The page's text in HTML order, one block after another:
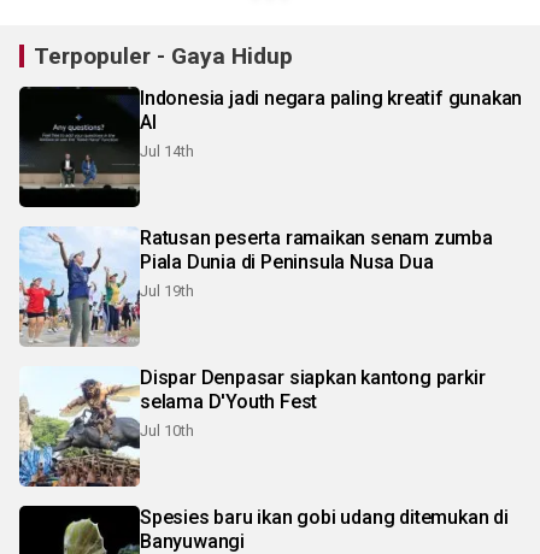
Terpopuler - Gaya Hidup
Indonesia jadi negara paling kreatif gunakan
AI
Jul 14th
Ratusan peserta ramaikan senam zumba
Piala Dunia di Peninsula Nusa Dua
Jul 19th
Dispar Denpasar siapkan kantong parkir
selama D'Youth Fest
Jul 10th
Spesies baru ikan gobi udang ditemukan di
Banyuwangi